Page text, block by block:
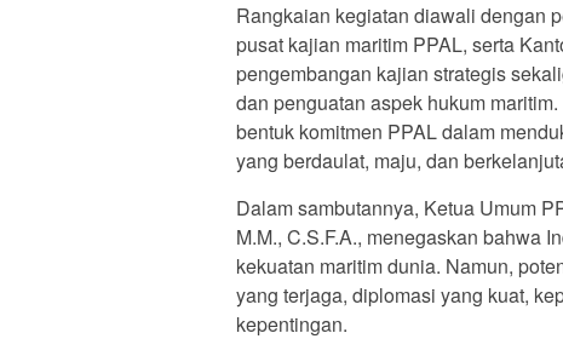
Rangkaian kegiatan diawali dengan
pusat kajian maritim PPAL, serta
pengembangan kajian strategis
dan penguatan aspek hukum
bentuk komitmen PPAL dalam
yang berdaulat, maju, dan
Dalam sambutannya, Ketua Umum
M.M., C.S.F.A., menegaskan bahwa
kekuatan maritim dunia. Namun,
yang terjaga, diplomasi yang kuat,
kepentingan.